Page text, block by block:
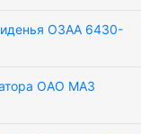
ОЗАА 6430-
ОАО МАЗ